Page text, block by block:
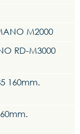
M2000
RD-M3000
160mm.